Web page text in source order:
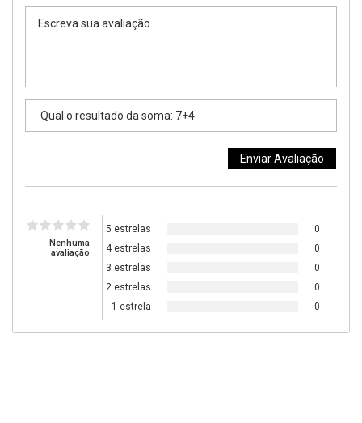
Nenhuma
avaliação
5 estrelas
0
4 estrelas
0
3 estrelas
0
2 estrelas
0
1 estrela
0